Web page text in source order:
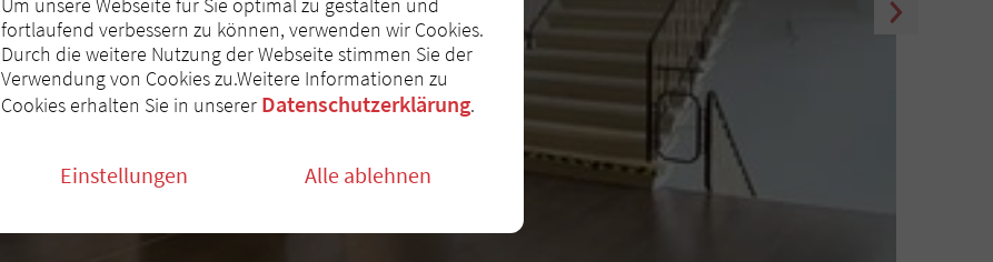
Um unsere Webseite für Sie optimal zu gestalten und
fortlaufend verbessern zu können, verwenden wir Cookies.
Durch die weitere Nutzung der Webseite stimmen Sie der
Verwendung von Cookies zu.Weitere Informationen zu
Cookies erhalten Sie in unserer Datenschutzerklärung.
Einstellungen Alle ablehnen Alle akzeptieren